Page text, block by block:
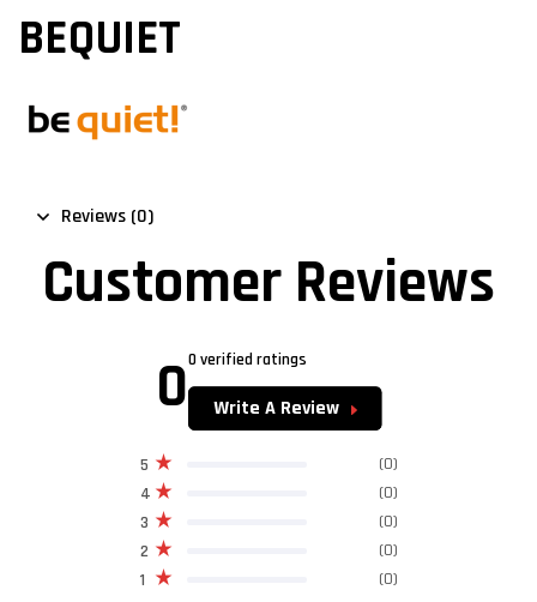
BEQUIET
Reviews (0)
Customer Reviews
00 verified ratings
Write A Review
1 (0)
2 (0)
3 (0)
4 (0)
5 (0)